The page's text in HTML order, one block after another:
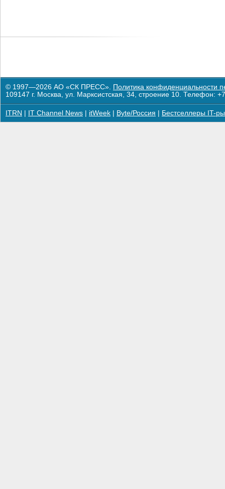
© 1997—2026 АО «СК ПРЕСС». Политика конфиденциальности
109147 г. Москва, ул. Марксистская, 34, строение 10. Телефон:
ITRN IT Channel News itWeek Byte/Россия Бестселлеры IT-